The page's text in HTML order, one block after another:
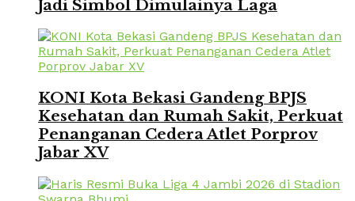
Jadi Simbol Dimulainya Laga
KONI Kota Bekasi Gandeng BPJS
Kesehatan dan Rumah Sakit, Perkuat
Penanganan Cedera Atlet Porprov
Jabar XV